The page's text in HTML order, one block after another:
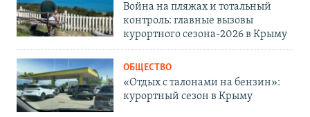
Война на пляжах и тотальный
контроль: главные вызовы
курортного сезона-2026 в Крыму
ОБЩЕСТВО
«Отдых с талонами на бензин»:
курортный сезон в Крыму